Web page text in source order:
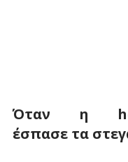
Όταν η
έσπασε τα